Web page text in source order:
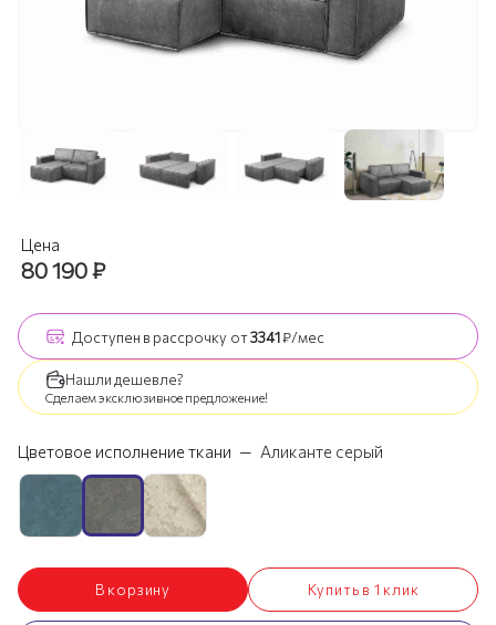
Цена
80 190₽
Доступен в рассрочку от3341₽/мес
Нашли дешевле?
Сделаем эксклюзивное предложение!
Цветовое исполнение ткани — Аликанте серый
В корзину Купить в 1 клик